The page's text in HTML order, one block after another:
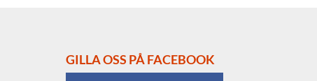
GILLA OSS PÅ FACEBOOK